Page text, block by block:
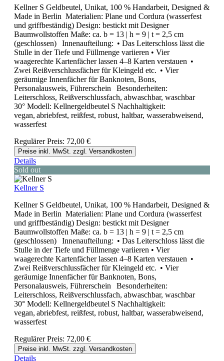
Kellner S Geldbeutel, Unikat, 100 % Handarbeit, Designed &
Made in Berlin Materialien: Plane und Cordura (wasserfest
und griffbeständig) Design: bestickt mit Designer
Baumwollstoffen Maße: ca. b = 13 | h = 9 | t = 2,5 cm
(geschlossen) Innenaufteilung: • Das Leiterschloss lässt die
Stulle in der Tiefe und Füllmenge variieren • Vier
waagerechte Kartenfächer lassen 4–8 Karten verstauen •
Zwei Reißverschlussfächer für Kleingeld etc. • Vier
geräumige Innenfächer für Banknoten, Bons,
Personalausweis, Führerschein Besonderheiten:
Leiterschloss, Reißverschlussfach, abwaschbar, waschbar
30° Modell: Kellnergeldbeutel S Nachhaltigkeit:
vegan, abriebfest, reißfest, robust, haltbar, wasserabweisend,
wasserfest
Regulärer Preis: 72,00 €
Preise inkl. MwSt. zzgl. Versandkosten
Details
Sold out
Kellner S
Kellner S Geldbeutel, Unikat, 100 % Handarbeit, Designed &
Made in Berlin Materialien: Plane und Cordura (wasserfest
und griffbeständig) Design: bestickt mit Designer
Baumwollstoffen Maße: ca. b = 13 | h = 9 | t = 2,5 cm
(geschlossen) Innenaufteilung: • Das Leiterschloss lässt die
Stulle in der Tiefe und Füllmenge variieren • Vier
waagerechte Kartenfächer lassen 4–8 Karten verstauen •
Zwei Reißverschlussfächer für Kleingeld etc. • Vier
geräumige Innenfächer für Banknoten, Bons,
Personalausweis, Führerschein Besonderheiten:
Leiterschloss, Reißverschlussfach, abwaschbar, waschbar
30° Modell: Kellnergeldbeutel S Nachhaltigkeit:
vegan, abriebfest, reißfest, robust, haltbar, wasserabweisend,
wasserfest
Regulärer Preis: 72,00 €
Preise inkl. MwSt. zzgl. Versandkosten
Details